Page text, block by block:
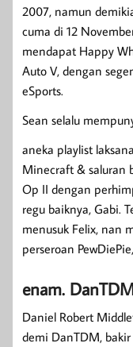
2007, namun
cuma di 12
mendapat Happy
Auto V, dengan
eSports.
Sean selalu
aneka playlist
Minecraft & saluran
Op II dengan
regu baiknya, Gabi.
menusuk Felix, nan
perseroan
enam.
Daniel Robert
demi DanTDM,